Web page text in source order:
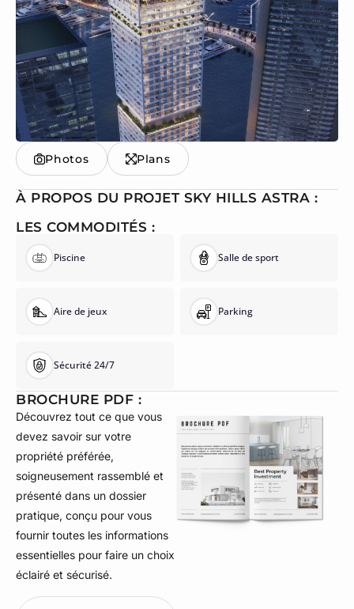
Photos Plans
À PROPOS DU PROJET SKY HILLS ASTRA :
LES COMMODITÉS :
Piscine Salle de sport
Aire de jeux Parking
Sécurité 24/7
BROCHURE PDF :
Découvrez tout ce que vous
devez savoir sur votre
propriété préférée,
soigneusement rassemblé et
présenté dans un dossier
pratique, conçu pour vous
fournir toutes les informations
essentielles pour faire un choix
éclairé et sécurisé.